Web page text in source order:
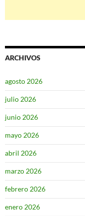
ARCHIVOS
agosto 2026
julio 2026
junio 2026
mayo 2026
abril 2026
marzo 2026
febrero 2026
enero 2026